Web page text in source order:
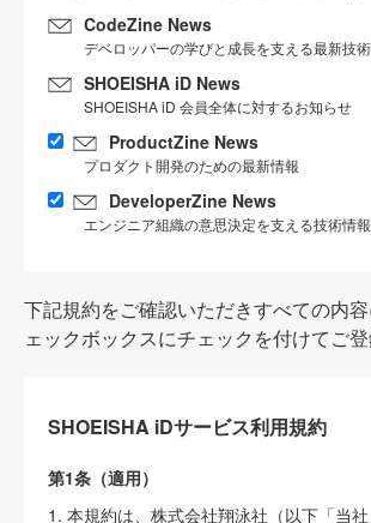
CodeZine News
デベロッパーの学びと成長を支える最新技
SHOEISHA iD News
SHOEISHA iD 会員全体に対するお知らせ
ProductZine News
プロダクト開発のための最新情報
DeveloperZine News
エンジニア組織の意思決定を支える技術情報
下記規約をご確認いただきすべての内
ェックボックスにチェックを付けてご登
SHOEISHA iDサービス利用規約
第1条（適用）
1. 本規約は、株式会社翔泳社（以下「当社